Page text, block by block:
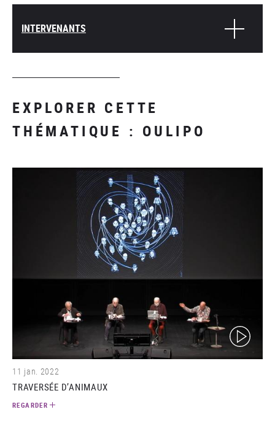
INTERVENANTS
EXPLORER CETTE
THÉMATIQUE : OULIPO
(video)
11 jan. 2022
TRAVERSÉE D’ANIMAUX
REGARDER